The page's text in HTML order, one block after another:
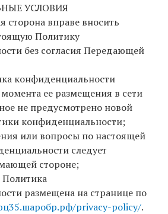
УСЛОВИЯ
вправе вносить
Политику
без согласия Передающей
конфиденциальности
момента ее размещения в сети
не предусмотрено новой
конфиденциальности;
или вопросы по настоящей
следует
стороне;
Политика
размещена на странице по
privacy-policy/.